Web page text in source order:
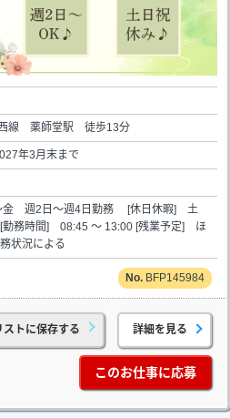
西線 薬師堂駅 徒歩13分
年3月末まで
金 週2日～週4日勤務 [休日休暇] 土
[勤務時間] 08:45 ～ 13:00 [残業予定] ほ
状況による
BFP145984
ストに保存する 詳細を見る
このお仕事に応募